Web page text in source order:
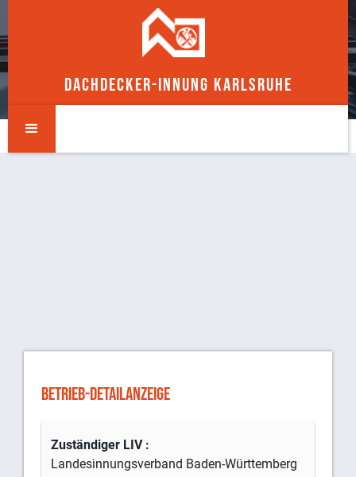
DACHDECKER-INNUNG KARLSRUHE
BETRIEB-DETAILANZEIGE
Zuständiger LIV :
Landesinnungsverband Baden-Württemberg